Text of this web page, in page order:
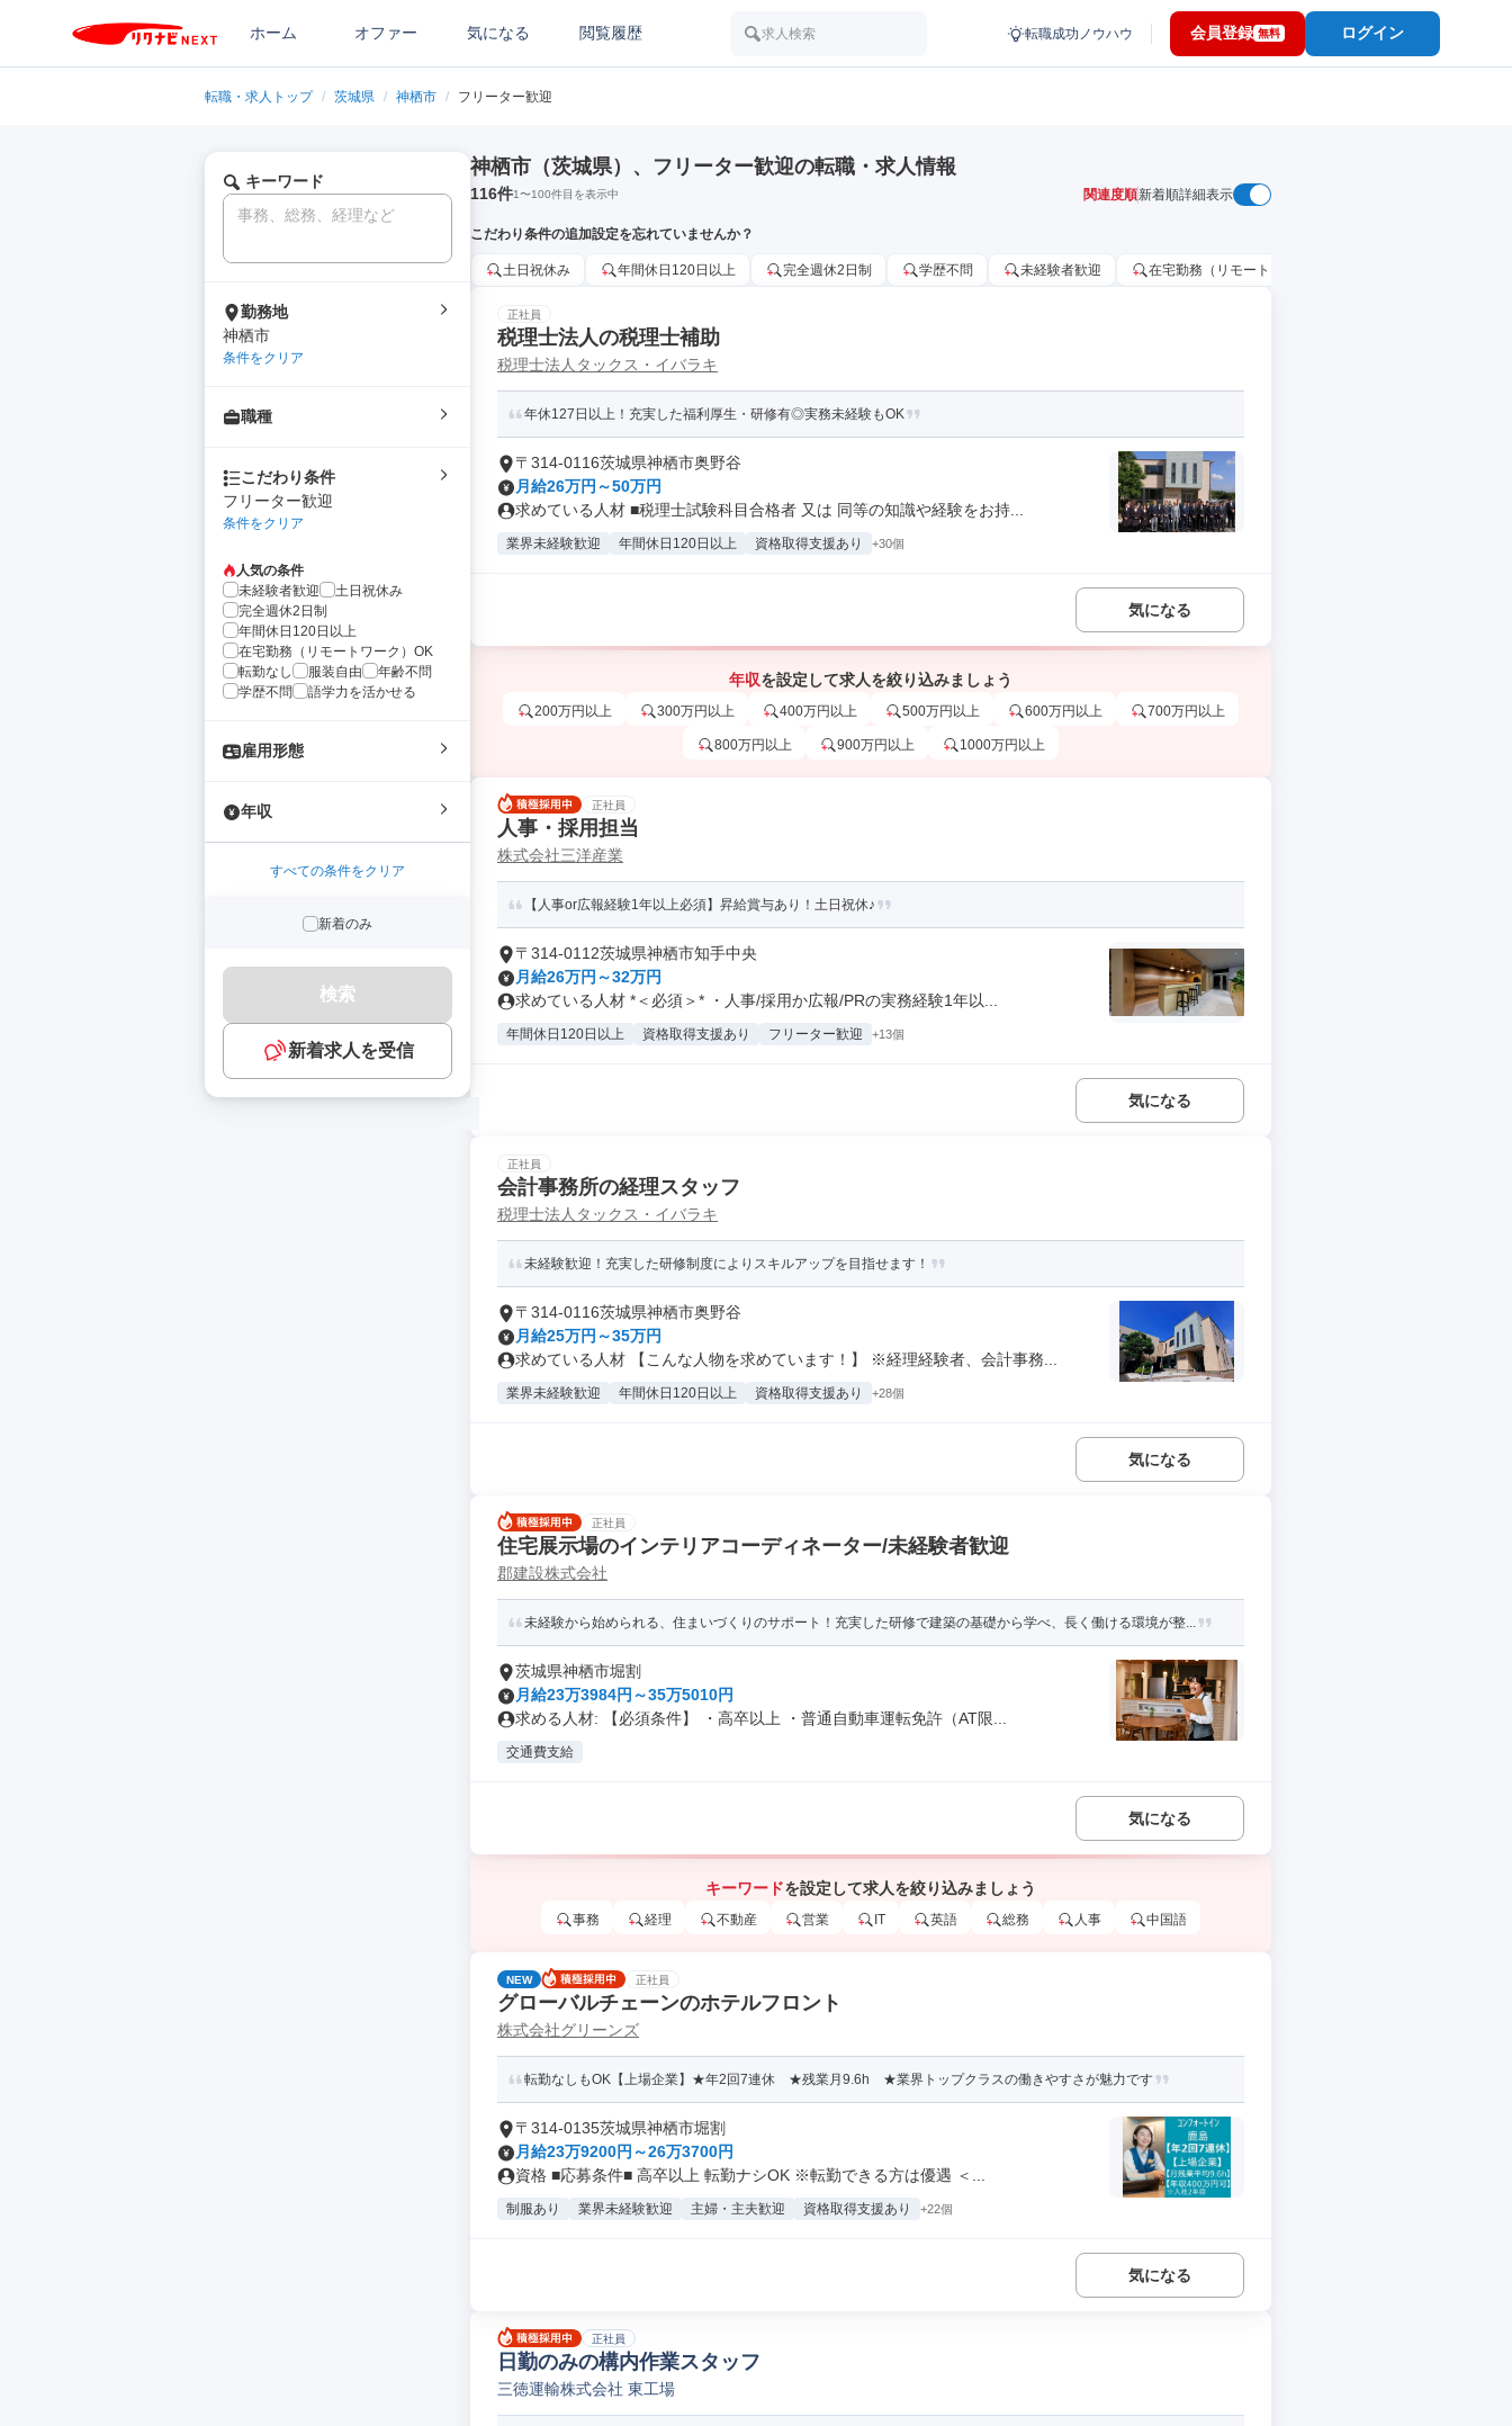
ホーム オファー 気になる 閲覧履歴 求人検索 転職成功ノウハウ 会員登録 無料 ログイン
転職・求人トップ / 茨城県 / 神栖市 / フリーター歓迎
キーワード
勤務地
神栖市
条件をクリア
職種
こだわり条件
フリーター歓迎
条件をクリア
人気の条件
未経験者歓迎
土日祝休み
完全週休2日制
年間休日120日以上
在宅勤務（リモートワーク）OK
転勤なし
服装自由
年齢不問
学歴不問
語学力を活かせる
雇用形態
年収
すべての条件をクリア
新着のみ
検索
新着求人を受信
神栖市（茨城県）、フリーター歓迎の転職・求人情報
116件1〜100件目を表示中 関連度順新着順詳細表示
こだわり条件の追加設定を忘れていませんか？
土日祝休み 年間休日120日以上 完全週休2日制 学歴不問 未経験者歓迎 在宅勤務（リモートワーク）OK
正社員
税理士法人の税理士補助
税理士法人タックス・イバラキ
年休127日以上！充実した福利厚生・研修有◎実務未経験もOK
〒314-0116茨城県神栖市奥野谷
月給26万円～50万円
求めている人材 ■税理士試験科目合格者 又は 同等の知識や経験をお持...
業界未経験歓迎 年間休日120日以上 資格取得支援あり +30個
気になる
年収を設定して求人を絞り込みましょう
200万円以上 300万円以上 400万円以上 500万円以上 600万円以上 700万円以上
800万円以上 900万円以上 1000万円以上
正社員
人事・採用担当
株式会社三洋産業
【人事or広報経験1年以上必須】昇給賞与あり！土日祝休♪
〒314-0112茨城県神栖市知手中央
月給26万円～32万円
求めている人材 *＜必須＞* ・人事/採用か広報/PRの実務経験1年以...
年間休日120日以上 資格取得支援あり フリーター歓迎 +13個
気になる
正社員
会計事務所の経理スタッフ
税理士法人タックス・イバラキ
未経験歓迎！充実した研修制度によりスキルアップを目指せます！
〒314-0116茨城県神栖市奥野谷
月給25万円～35万円
求めている人材 【こんな人物を求めています！】 ※経理経験者、会計事務...
業界未経験歓迎 年間休日120日以上 資格取得支援あり +28個
気になる
正社員
住宅展示場のインテリアコーディネーター/未経験者歓迎
郡建設株式会社
未経験から始められる、住まいづくりのサポート！充実した研修で建築の基礎から学べ、長く働ける環境が整...
茨城県神栖市堀割
月給23万3984円～35万5010円
求める人材: 【必須条件】 ・高卒以上 ・普通自動車運転免許（AT限...
交通費支給
気になる
キーワードを設定して求人を絞り込みましょう
事務 経理 不動産 営業 IT 英語 総務 人事 中国語
NEW 正社員
グローバルチェーンのホテルフロント
株式会社グリーンズ
転勤なしもOK【上場企業】★年2回7連休 ★残業月9.6h ★業界トップクラスの働きやすさが魅力です
〒314-0135茨城県神栖市堀割
月給23万9200円～26万3700円
資格 ■応募条件■ 高卒以上 転勤ナシOK ※転勤できる方は優遇 ＜...
制服あり 業界未経験歓迎 主婦・主夫歓迎 資格取得支援あり +22個
気になる
正社員
日勤のみの構内作業スタッフ
三徳運輸株式会社 東工場